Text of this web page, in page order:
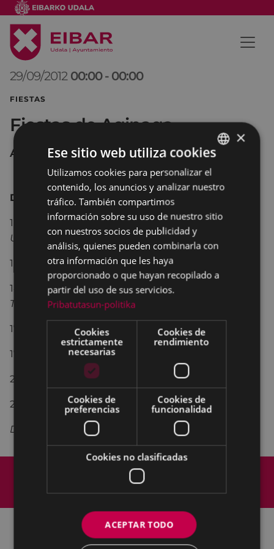
29/09/2012 00:00 - 00:00
FIESTAS
Fiestas de Aginaga
Aginaga
Día de San Miguel
11:00.- Misa mayorcon la Banda de Txistularis
Usartza
12:00.- Lunch y juegos infantiles
14:00.- Comida de hermandad, con la Banda de
Txistularis Usartza
17:00.- campeonato de brisca
17:30.- juegos infantiles
21:00.- Cena de hermandad
23:00.- Romeria, con el grupo GARDOKI
De madrugada,
Política de cookies
BASQUE
SPANISH
×
Ese sitio web utiliza cookies
Utilizamos cookies para personalizar el
contenido, los anuncios y analizar nuestro
tráfico. También compartimos
información sobre su uso de nuestro sitio
con nuestros socios de publicidad y
análisis, quienes pueden combinarla con
otra información que les haya
proporcionado o que hayan recopilado a
partir del uso de sus servicios.
Pribatutasun-politika
Cookies
estrictamente
necesarias
Cookies de
rendimiento
Cookies de
preferencias
Cookies de
funcionalidad
Cookies no clasificadas
ACEPTAR TODO